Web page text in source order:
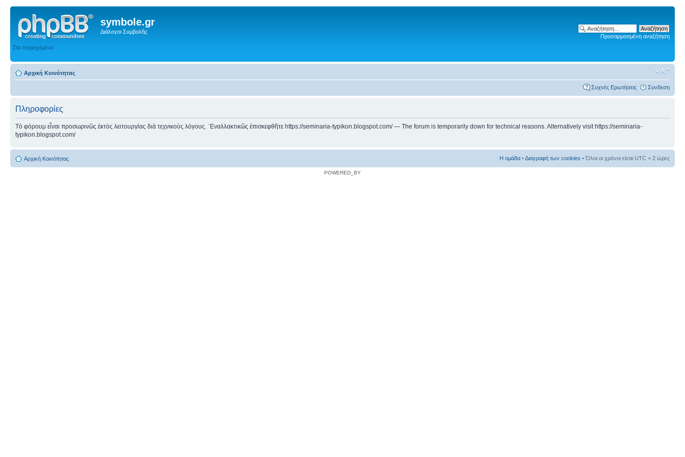
symbole.gr
Διάλογοι Συμβολῆς
Στο περιεχόμενο
Προσαρμοσμένη αναζήτηση
Αρχική Κοινότητας
Συχνές Ερωτήσεις Συνδεση
Πληροφορίες
Τὸ φόρουμ εἶναι προσωρινῶς ἐκτὸς λειτουργίας διὰ τεχνικοὺς λόγους. ᾿Εναλλακτικῶς ἐπισκεφθῆτε https://seminaria-typikon.blogspot.com/ — The forum is temporarily down for technical reasons. Alternatively visit https://seminaria-
typikon.blogspot.com/
Αρχική Κοινότητας Η ομάδα •Διαγραφή των cookies • Όλοι οι χρόνοι είναι UTC + 2 ώρες
POWERED_BY